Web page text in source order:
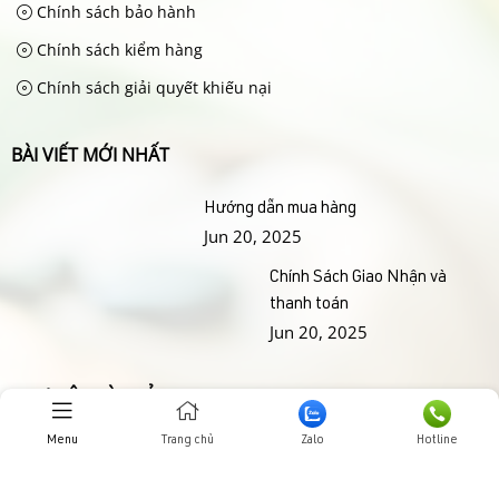
Chính sách bảo hành
Chính sách kiểm hàng
Chính sách giải quyết khiếu nại
BÀI VIẾT MỚI NHẤT
Hướng dẫn mua hàng
Jun 20, 2025
Chính Sách Giao Nhận và
thanh toán
Jun 20, 2025
THƯ VIỆN HÌNH ẢNHH
Menu Trang chủ Zalo Hotline